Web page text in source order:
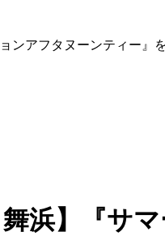
ンアフタヌーンティー』
浜】『サ